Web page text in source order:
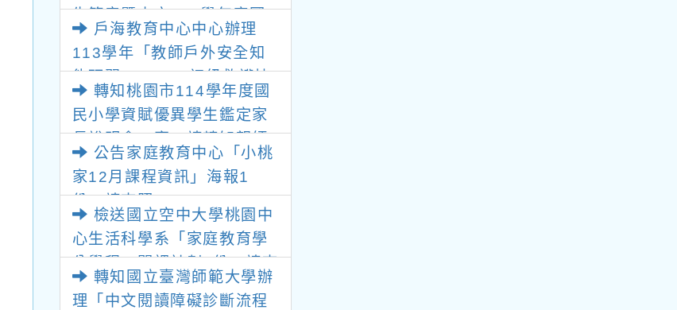
生簡章暨本市114學年度國
民中學藝術才能國樂班鑑定
招生簡章各1份
戶海教育中心中心辦理
113學年「教師戶外安全知
能研習」EMT-1初級救護技
術員證照訓練課程，歡迎教
師把握機會參與。
轉知桃園市114學年度國
民小學資賦優異學生鑑定家
長說明會一案，請轉知親師
生踴躍參加!
公告家庭教育中心「小桃
家12月課程資訊」海報1
份，請查照。
檢送國立空中大學桃園中
心生活科學系「家庭教育學
分學程」開課計劃1份，請查
照。
轉知國立臺灣師範大學辦
理「中文閱讀障礙診斷流程